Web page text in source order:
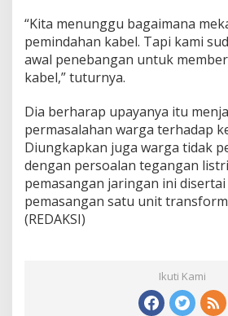
“Kita menunggu bagaimana
pemindahan kabel. Tapi kami
awal penebangan untuk
kabel,” tuturnya.
Dia berharap upayanya itu
permasalahan warga terhadap
Diungkapkan juga warga tidak
dengan persoalan tegangan
pemasangan jaringan ini
pemasangan satu unit
(REDAKSI)
Ikuti Kami